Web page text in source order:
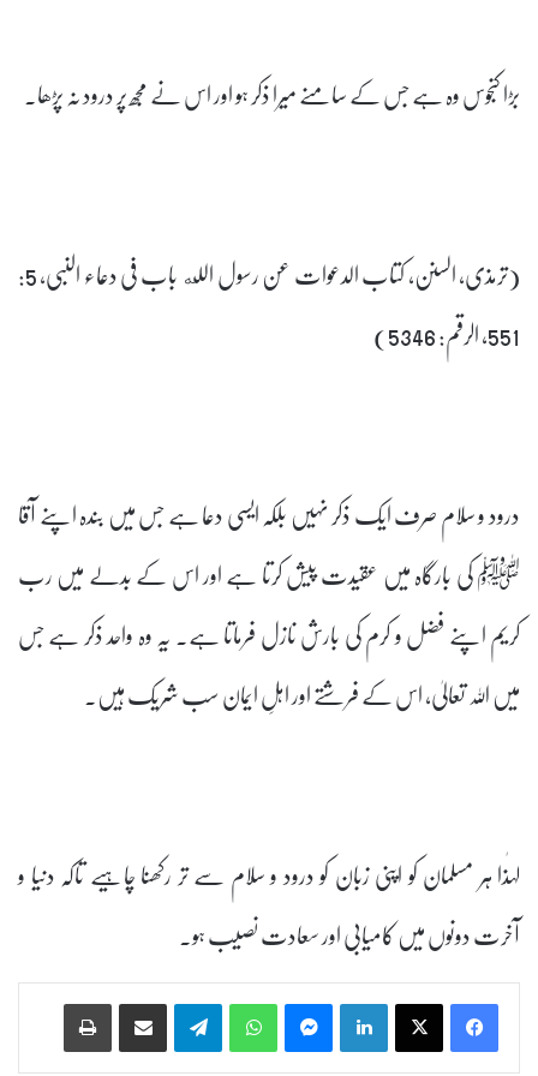
بڑا کنجوس وہ ہے جس کے سامنے میرا ذکر ہو اور اس نے مجھ پر درود نہ پڑھا۔
(ترمذی، السنن، کتاب الدعوات عن رسول الله باب فی دعاء النبی، 5:
551، الرقم: 5346)
درود و سلام صرف ایک ذکر نہیں بلکہ ایسی دعا ہے جس میں بندہ اپنے آقا
ﷺ کی بارگاہ میں عقیدت پیش کرتا ہے اور اس کے بدلے میں رب
کریم اپنے فضل و کرم کی بارش نازل فرماتا ہے۔ یہ وہ واحد ذکر ہے جس
میں اللہ تعالیٰ، اس کے فرشتے اور اہلِ ایمان سب شریک ہیں۔
لہٰذا ہر مسلمان کو اپنی زبان کو درود و سلام سے تر رکھنا چاہیے تاکہ دنیا و
آخرت دونوں میں کامیابی اور سعادت نصیب ہو۔
LinkedIn
WhatsApp
Telegram